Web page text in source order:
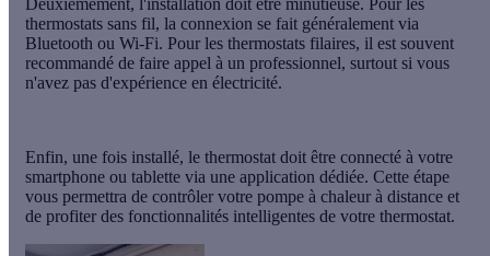
thermostats sans fil, la connexion se fait généralement via
Bluetooth ou Wi-Fi. Pour les thermostats filaires, il est souvent
recommandé de faire appel à un professionnel, surtout si vous
n'avez pas d'expérience en électricité.
Enfin, une fois installé, le thermostat doit être connecté à votre
smartphone ou tablette via une application dédiée. Cette étape
vous permettra de contrôler votre pompe à chaleur à distance et
de profiter des fonctionnalités intelligentes de votre thermostat.